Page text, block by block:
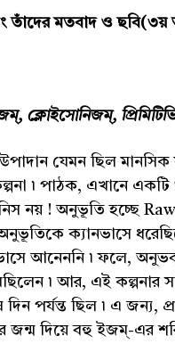
তাঁদের মতবাদ ও
ক্লোইসোনিজম্,
যেমন ছিল মানসিক
৷ পাঠক, এখানে
নয় ! অনুভূতি হচ্ছে
ক্যানভাসে
আনেননি ৷ ফলে,
৷ আর, এই কল্পনার
পর্যন্ত ছিল ৷ এ জন্য,
জন্ম দিয়ে বহু ইজম্-এর